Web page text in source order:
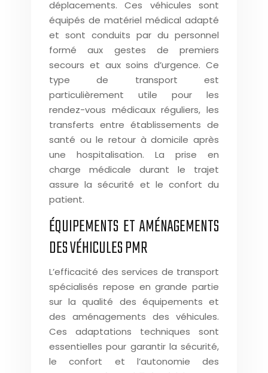
déplacements. Ces véhicules sont
équipés de matériel médical adapté
et sont conduits par du personnel
formé aux gestes de premiers
secours et aux soins d’urgence. Ce
type de transport est
particulièrement utile pour les
rendez-vous médicaux réguliers, les
transferts entre établissements de
santé ou le retour à domicile après
une hospitalisation. La prise en
charge médicale durant le trajet
assure la sécurité et le confort du
patient.
ÉQUIPEMENTS ET AMÉNAGEMENTS
DES VÉHICULES PMR
L’efficacité des services de transport
spécialisés repose en grande partie
sur la qualité des équipements et
des aménagements des véhicules.
Ces adaptations techniques sont
essentielles pour garantir la sécurité,
le confort et l’autonomie des